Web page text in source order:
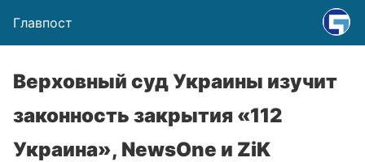
Главпост
Верховный суд Украины изучит
законность закрытия «112
Украина», NewsOne и ZiK